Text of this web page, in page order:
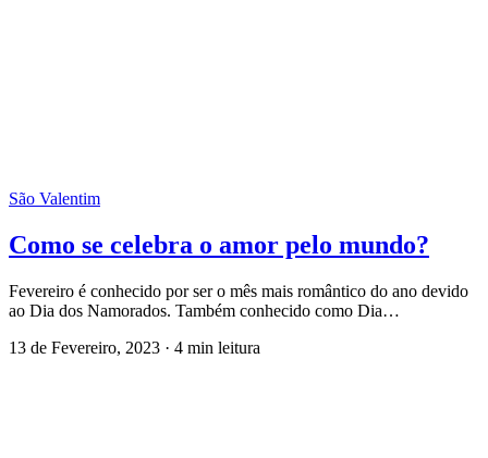
São Valentim
Como se celebra o amor pelo mundo?
Fevereiro é conhecido por ser o mês mais romântico do ano devido
ao Dia dos Namorados. Também conhecido como Dia…
13 de Fevereiro, 2023 · 4 min leitura